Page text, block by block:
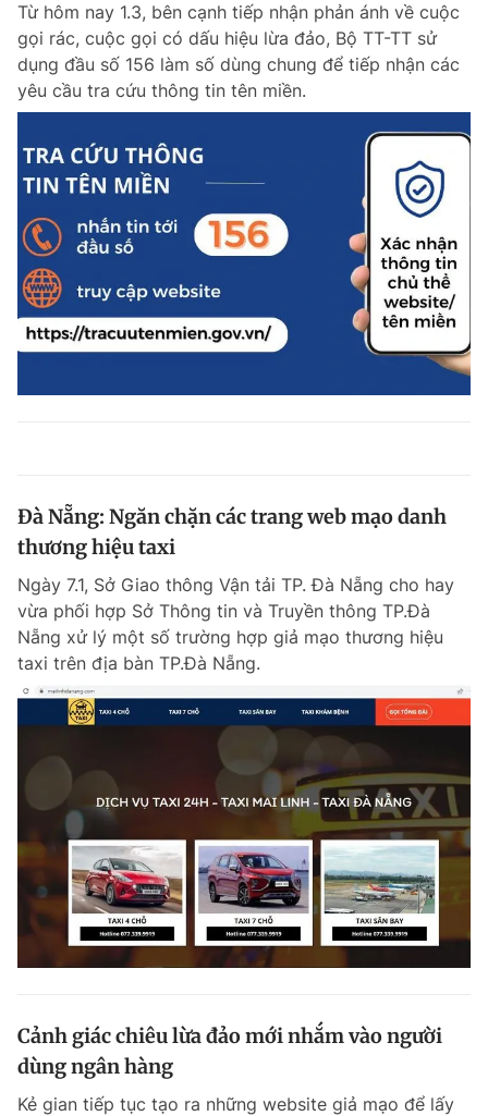
Từ hôm nay 1.3, bên cạnh tiếp nhận phản ánh về cuộc
gọi rác, cuộc gọi có dấu hiệu lừa đảo, Bộ TT-TT sử
dụng đầu số 156 làm số dùng chung để tiếp nhận các
yêu cầu tra cứu thông tin tên miền.
Đà Nẵng: Ngăn chặn các trang web mạo danh
thương hiệu taxi
Ngày 7.1, Sở Giao thông Vận tải TP. Đà Nẵng cho hay
vừa phối hợp Sở Thông tin và Truyền thông TP.Đà
Nẵng xử lý một số trường hợp giả mạo thương hiệu
taxi trên địa bàn TP.Đà Nẵng.
Cảnh giác chiêu lừa đảo mới nhắm vào người
dùng ngân hàng
Kẻ gian tiếp tục tạo ra những website giả mạo để lấy